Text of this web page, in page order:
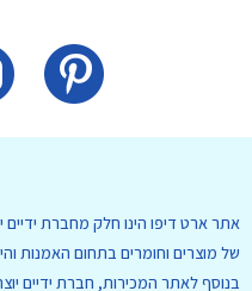
אתר ארט דיפו הינו חלק מחברת ידיים
של מוצרים וחומרים בתחום האמנות
בנוסף לאתר המכירות, חברת ידיים